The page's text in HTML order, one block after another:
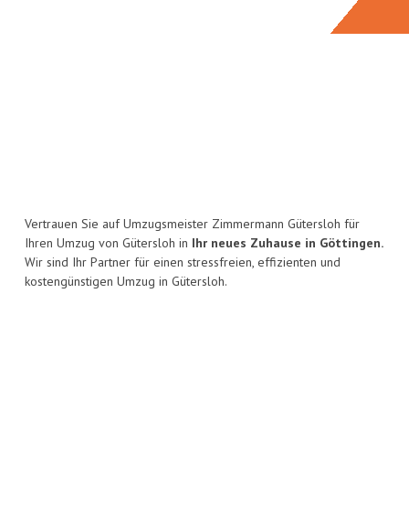
Vertrauen Sie auf Umzugsmeister Zimmermann Gütersloh für
Ihren Umzug von Gütersloh in Ihr neues Zuhause in Göttingen.
Wir sind Ihr Partner für einen stressfreien, effizienten und
kostengünstigen Umzug in Gütersloh.